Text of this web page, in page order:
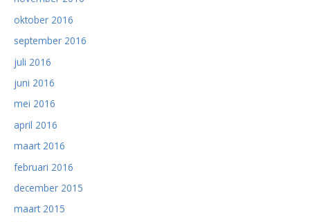
oktober 2016
september 2016
juli 2016
juni 2016
mei 2016
april 2016
maart 2016
februari 2016
december 2015
maart 2015